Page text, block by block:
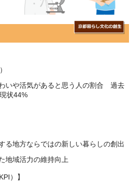
いや活気があると思う人の割合 過去
状44%
る地方ならではの新しい暮らしの創出
地域活力の維持向上
）】